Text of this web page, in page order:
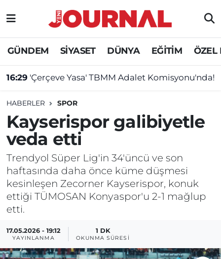
GÜNDEM SİYASET DÜNYA EĞİTİM ÖZEL
16:29 'Çerçeve Yasa' TBMM Adalet Komisyonu'nda!
HABERLER SPOR
Kayserispor galibiyetle
veda etti
Trendyol Süper Lig'in 34'üncü ve son
haftasında daha önce küme düşmesi
kesinleşen Zecorner Kayserispor, konuk
ettiği TÜMOSAN Konyaspor'u 2-1 mağlup
etti.
17.05.2026 - 19:12
YAYINLANMA
1 DK
OKUNMA SÜRESI
GÜNDEM
SİYASET
EĞİTİM
ÖZEL HABER
Nöbetçi Eczaneler
Hava Durumu
Süper Lig Puan Durumu ve Fikstür
Tüm Manşetler
Son Dakika Haberleri
Haber Arşivi